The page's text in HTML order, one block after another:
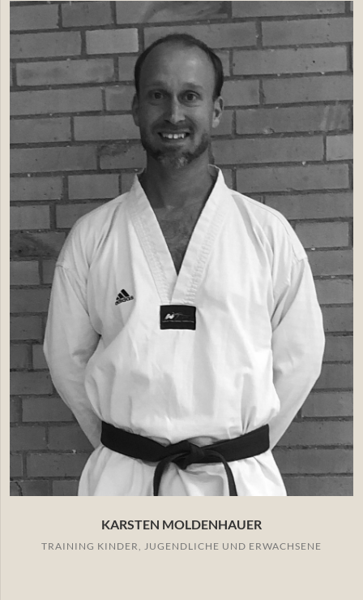
KARSTEN MOLDENHAUER
TRAINING KINDER, JUGENDLICHE UND ERWACHSENE